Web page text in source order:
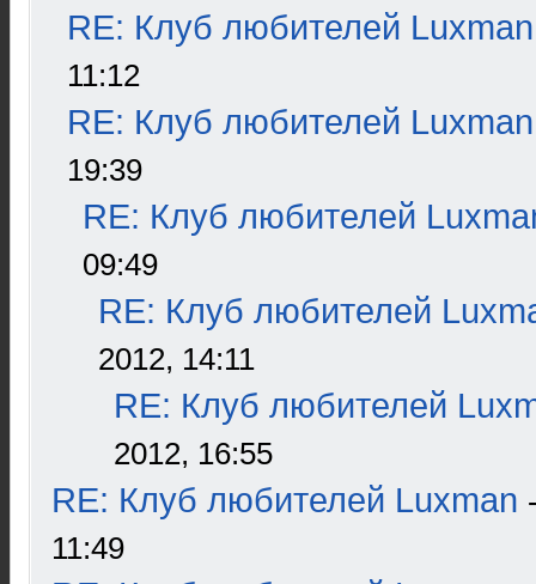
RE: Клуб любителей Luxman
11:12
RE: Клуб любителей Luxman
19:39
RE: Клуб любителей
09:49
RE: Клуб любителей
2012, 14:11
RE: Клуб любителей
2012, 16:55
RE: Клуб любителей Luxman
11:49